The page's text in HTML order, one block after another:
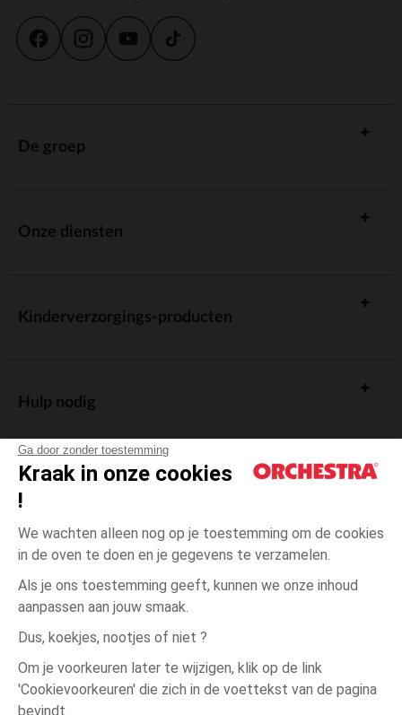
Ga door zonder toestemming
Kraak in onze cookies
!
We wachten alleen nog op je toestemming om de cookies
in de oven te doen en je gegevens te verzamelen.
Als je ons toestemming geeft, kunnen we onze inhoud
aanpassen aan jouw smaak.
Dus, koekjes, nootjes of niet ?
Om je voorkeuren later te wijzigen, klik op de link
'Cookievoorkeuren' die zich in de voettekst van de pagina
bevindt.
Blauw Blauw 24
De groep
Onze diensten
Kinderverzorgings-producten
Hulp nodig
Algemene verkoopsvoorwaarden
Wettelijke bepalingen
Persoonsgegevens